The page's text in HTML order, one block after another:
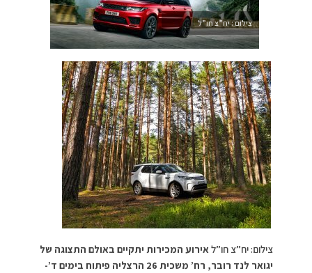
צילום : יח”צ חו”ל
צילום: יח”צ חו”לאירוע המכירות יתקיים באולם התצוגה של
יגואר לנד רובר, רח’ משכית 26 הרצליה פיתוח בימים ד’-